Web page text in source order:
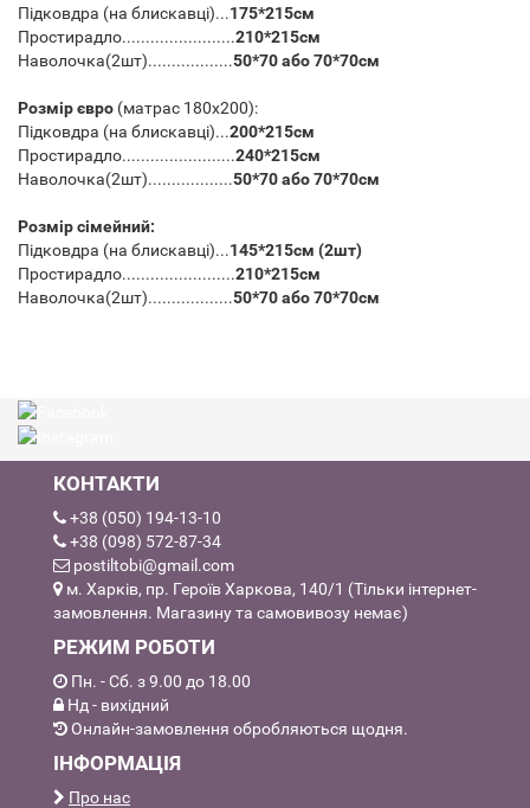
Підковдра (на блискавці)...175*215см
Простирадло........................210*215см
Наволочка(2шт)..................50*70 або 70*70см
Розмір євро (матрас 180х200):
Підковдра (на блискавці)...200*215см
Простирадло........................240*215см
Наволочка(2шт)..................50*70 або 70*70см
Розмір сімейний:
Підковдра (на блискавці)...145*215см (2шт)
Простирадло........................210*215см
Наволочка(2шт)..................50*70 або 70*70см
КОНТАКТИ
+38 (050) 194-13-10
+38 (098) 572-87-34
postiltobi@gmail.com
м. Харків, пр. Героїв Харкова, 140/1 (Тільки інтернет-
замовлення. Магазину та самовивозу немає)
РЕЖИМ РОБОТИ
Пн. - Сб. з 9.00 до 18.00
Нд - вихідний
Онлайн-замовлення обробляються щодня.
ІНФОРМАЦІЯ
Про нас